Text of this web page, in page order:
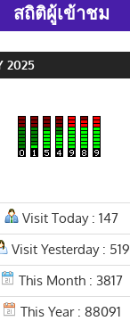
สถิติผู้เข้าชม
2025
Visit Today : 147
Visit Yesterday : 519
This Month : 3817
This Year : 88091